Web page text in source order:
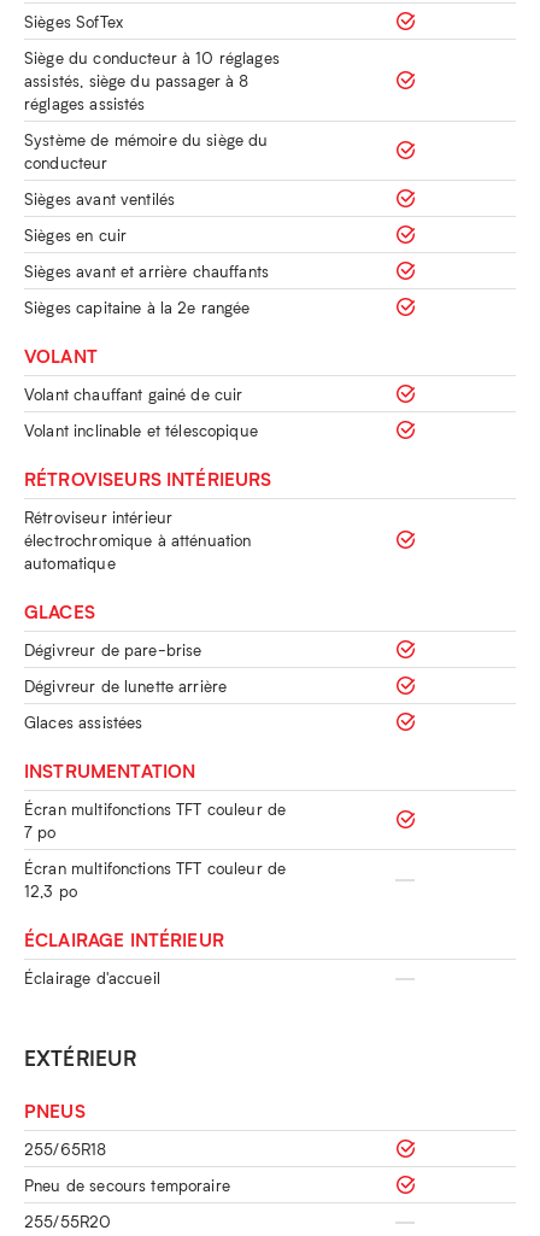
Sièges SofTex
Siège du conducteur à 10 réglages
assistés, siège du passager à 8
réglages assistés
Système de mémoire du siège du
conducteur
Sièges avant ventilés
Sièges en cuir
Sièges avant et arrière chauffants
Sièges capitaine à la 2e rangée
VOLANT
Volant chauffant gainé de cuir
Volant inclinable et télescopique
RÉTROVISEURS INTÉRIEURS
Rétroviseur intérieur
électrochromique à atténuation
automatique
GLACES
Dégivreur de pare-brise
Dégivreur de lunette arrière
Glaces assistées
INSTRUMENTATION
Écran multifonctions TFT couleur de
7 po
Écran multifonctions TFT couleur de
12,3 po
ÉCLAIRAGE INTÉRIEUR
Éclairage d'accueil
EXTÉRIEUR
PNEUS
255/65R18
Pneu de secours temporaire
255/55R20